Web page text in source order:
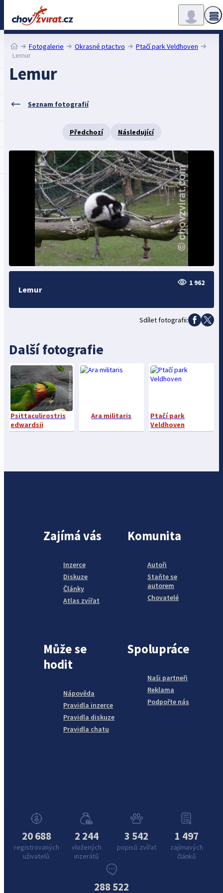
Fotogalerie Okrasné ptactvo
Ptačí park Veldhoven
Lemur
Lemur
Seznam fotografií
Předchozí Následující
Lemur
1 962
Sdílet fotografii:
Další fotografie
Psittaculirostris
edwardsii
Ara militaris
Ptačí park
Veldhoven
Zajímá vás
Inzerce
Diskuze
Články
Atlas zvířat
Komunita
Autoři
Staňte se
autorem
Chovatelé
Může se
hodit
Nápověda
Pravidla inzerce
Pravidla diskuze
Pravidla chatu
Spolupráce
Naši partneři
Reklama
Podpořte nás
20 688
registrovaných
uživatelů
2 244
vložených
inzerátů
3 542
popisů zvířat
1 497
zajímavých
článků
288 522